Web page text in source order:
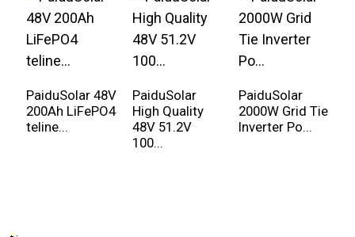
PaiduSolar 48V
200Ah LiFePO4
teline...
PaiduSolar
High Quality
48V 51.2V
100...
PaiduSolar
2000W Grid Tie
Inverter Po...